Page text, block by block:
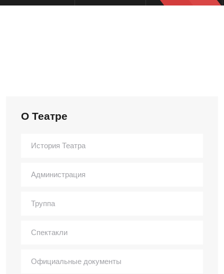
О Театре
История Театра
Администрация
Труппа
Спектакли
Официальные документы